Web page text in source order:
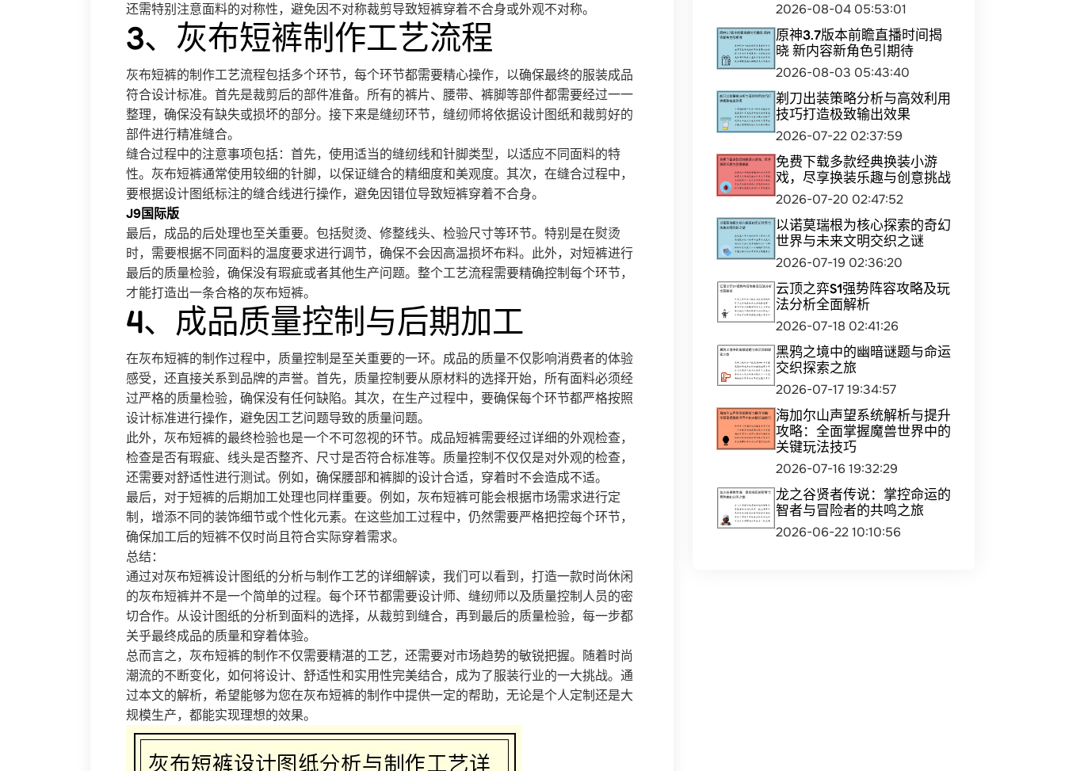
还需特别注意面料的对称性，避免因不对称裁剪导致短裤穿着不合身或外观不对称。
3、灰布短裤制作工艺流程
灰布短裤的制作工艺流程包括多个环节，每个环节都需要精心操作，以确保最终的服装成品
符合设计标准。首先是裁剪后的部件准备。所有的裤片、腰带、裤脚等部件都需要经过一一
整理，确保没有缺失或损坏的部分。接下来是缝纫环节，缝纫师将依据设计图纸和裁剪好的
部件进行精准缝合。
缝合过程中的注意事项包括：首先，使用适当的缝纫线和针脚类型，以适应不同面料的特
性。灰布短裤通常使用较细的针脚，以保证缝合的精细度和美观度。其次，在缝合过程中，
要根据设计图纸标注的缝合线进行操作，避免因错位导致短裤穿着不合身。
J9国际版
最后，成品的后处理也至关重要。包括熨烫、修整线头、检验尺寸等环节。特别是在熨烫
时，需要根据不同面料的温度要求进行调节，确保不会因高温损坏布料。此外，对短裤进行
最后的质量检验，确保没有瑕疵或者其他生产问题。整个工艺流程需要精确控制每个环节，
才能打造出一条合格的灰布短裤。
4、成品质量控制与后期加工
在灰布短裤的制作过程中，质量控制是至关重要的一环。成品的质量不仅影响消费者的体验
感受，还直接关系到品牌的声誉。首先，质量控制要从原材料的选择开始，所有面料必须经
过严格的质量检验，确保没有任何缺陷。其次，在生产过程中，要确保每个环节都严格按照
设计标准进行操作，避免因工艺问题导致的质量问题。
此外，灰布短裤的最终检验也是一个不可忽视的环节。成品短裤需要经过详细的外观检查，
检查是否有瑕疵、线头是否整齐、尺寸是否符合标准等。质量控制不仅仅是对外观的检查，
还需要对舒适性进行测试。例如，确保腰部和裤脚的设计合适，穿着时不会造成不适。
最后，对于短裤的后期加工处理也同样重要。例如，灰布短裤可能会根据市场需求进行定
制，增添不同的装饰细节或个性化元素。在这些加工过程中，仍然需要严格把控每个环节，
确保加工后的短裤不仅时尚且符合实际穿着需求。
总结：
通过对灰布短裤设计图纸的分析与制作工艺的详细解读，我们可以看到，打造一款时尚休闲
的灰布短裤并不是一个简单的过程。每个环节都需要设计师、缝纫师以及质量控制人员的密
切合作。从设计图纸的分析到面料的选择，从裁剪到缝合，再到最后的质量检验，每一步都
关乎最终成品的质量和穿着体验。
总而言之，灰布短裤的制作不仅需要精湛的工艺，还需要对市场趋势的敏锐把握。随着时尚
潮流的不断变化，如何将设计、舒适性和实用性完美结合，成为了服装行业的一大挑战。通
过本文的解析，希望能够为您在灰布短裤的制作中提供一定的帮助，无论是个人定制还是大
规模生产，都能实现理想的效果。
2026-08-04 05:53:01
原神3.7版本前瞻直播时间揭
晓 新内容新角色引期待
2026-08-03 05:43:40
剃刀出装策略分析与高效利用
技巧打造极致输出效果
2026-07-22 02:37:59
免费下载多款经典换装小游
戏，尽享换装乐趣与创意挑战
2026-07-20 02:47:52
以诺莫瑞根为核心探索的奇幻
世界与未来文明交织之谜
2026-07-19 02:36:20
云顶之弈S1强势阵容攻略及玩
法分析全面解析
2026-07-18 02:41:26
黑鸦之境中的幽暗谜题与命运
交织探索之旅
2026-07-17 19:34:57
海加尔山声望系统解析与提升
攻略：全面掌握魔兽世界中的
关键玩法技巧
2026-07-16 19:32:29
龙之谷贤者传说：掌控命运的
智者与冒险者的共鸣之旅
2026-06-22 10:10:56